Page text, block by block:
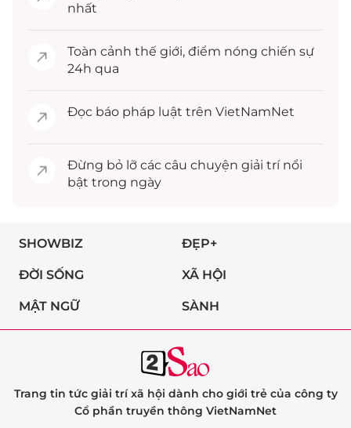
nhất
Toàn cảnh thế giới, điểm nóng chiến sự
24h qua
Đọc báo pháp luật trên VietNamNet
Đừng bỏ lỡ các câu chuyện giải trínổi
bật trong ngày
SHOWBIZ ĐẸP+
ĐỜI SỐNG XÃ HỘI
MẬT NGỮ SÀNH
Trang tin tức giải trí xã hội dành cho giới trẻ của công ty
Cổ phần truyền thông VietNamNet